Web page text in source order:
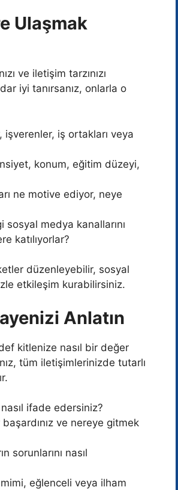
Ulaşmak
ve iletişim tarzınızı
iyi tanırsanız, onlarla o
iş ortakları veya
konum, eğitim düzeyi,
ne motive ediyor, neye
sosyal medya kanallarını
katılıyorlar?
düzenleyebilir, sosyal
etkileşim kurabilirsiniz.
Anlatın
kitlenize nasıl bir değer
tüm iletişimlerinizde tutarlı
ifade edersiniz?
ve nereye gitmek
sorunlarını nasıl
eğlenceli veya ilham